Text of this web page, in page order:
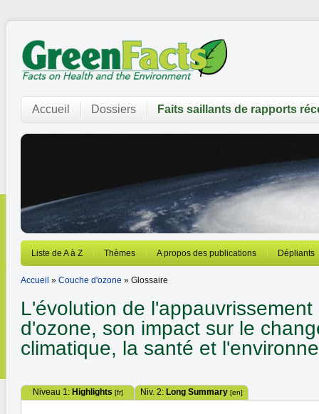
Accueil Dossiers Faits saillants de rapports
Liste de A à Z Thèmes A propos des publications Dépliants
Accueil » Couche d'ozone » Glossaire
L'évolution de
d'ozone, son impact sur le
climatique, la santé et
Niveau 1: Highlights [fr] Niv. 2: Long Summary [en]